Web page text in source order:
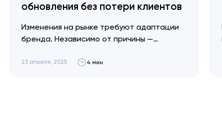
обновления без потери клиентов
Изменения на рынке требуют адаптации
бренда. Независимо от причины —
экономический кризис — мы объясним,
23 апреля, 2025 4 мин